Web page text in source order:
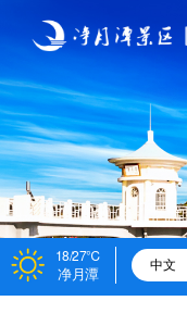
18/27℃
净月潭 中文